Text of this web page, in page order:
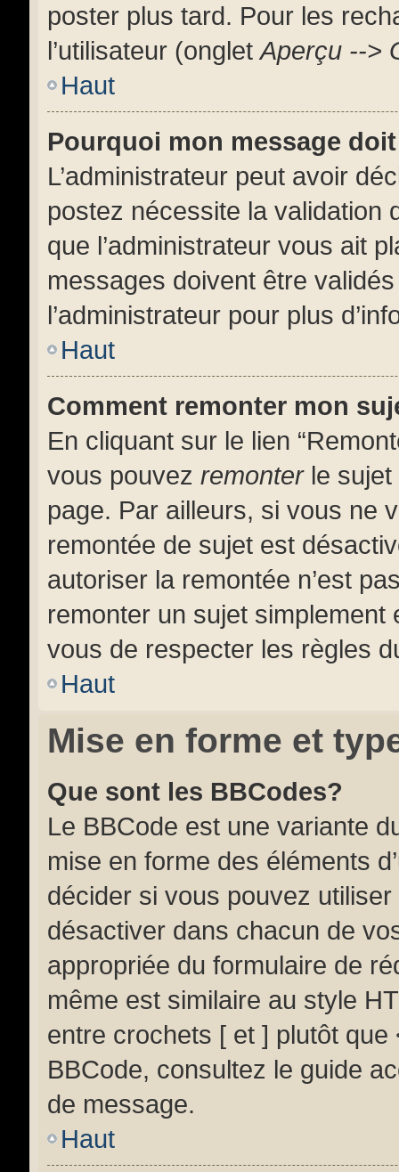
poster plus tard. Pour les
l’utilisateur (ongletAperçu -->
Haut
Pourquoi mon message
L’administrateur peut avoir
postez nécessite la validation
que l’administrateur vous ait
messages doivent être
l’administrateur pour plus
Haut
Comment remonter mon
En cliquant sur le lien
vous pouvez remonterle sujet
page. Par ailleurs, si vous ne
remontée de sujet est
autoriser la remontée n’est
remonter un sujet
vous de respecter les règles
Haut
Mise en forme et
Que sont les BBCodes?
Le BBCode est une variante
mise en forme des éléments
décider si vous pouvez
désactiver dans chacun de
appropriée du formulaire de
même est similaire au style
entre crochets [ et ] plutôt que
BBCode, consultez le guide
de message.
Haut